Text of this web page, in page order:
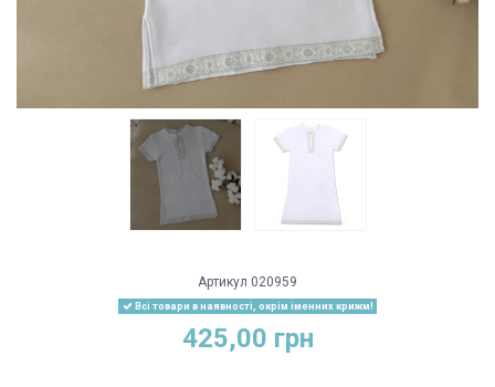
Артикул 020959
Всі товари в наявності, окрім іменних крижм!
425,00 грн